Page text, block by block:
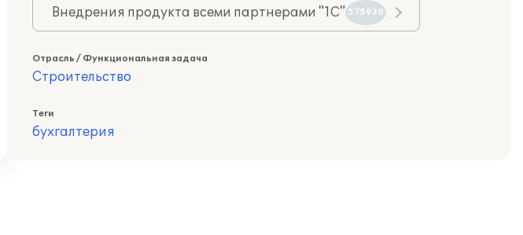
Внедрения продукта всеми партнерами "1С" 575930
Отрасль / Функциональная задача
Строительство
Теги
бухгалтерия